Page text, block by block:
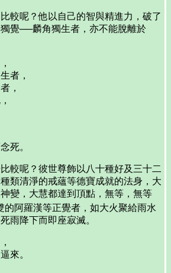
較呢？他以自己的智與精進力，破了
覺──麟角獨生者，亦不能脫離於
者，
，
死。
較呢？彼世尊飾以八十種好及三十二
類清淨的戒蘊等德寶成就的法身，大
變，大慧都達到頂點，無等，無等
的阿羅漢等正覺者，如大火聚給雨水
雨降下而即座寂滅。
來。